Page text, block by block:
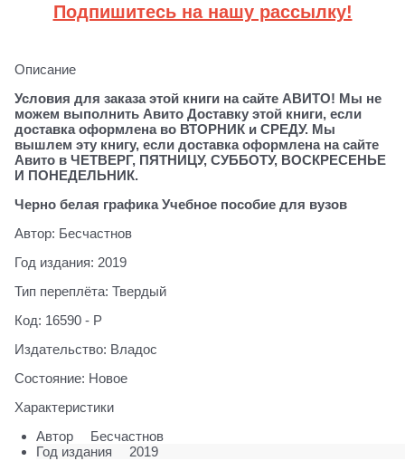
Подпишитесь на нашу рассылку!
Описание
Условия для заказа этой книги на сайте АВИТО! Мы не
можем выполнить Авито Доставку этой книги, если
доставка оформлена во ВТОРНИК и СРЕДУ. Мы
вышлем эту книгу, если доставка оформлена на сайте
Авито в ЧЕТВЕРГ, ПЯТНИЦУ, СУББОТУ, ВОСКРЕСЕНЬЕ
И ПОНЕДЕЛЬНИК.
Черно белая графика Учебное пособие для вузов
Автор: Бесчастнов
Год издания: 2019
Тип переплёта: Твердый
Код: 16590 - Р
Издательство: Владос
Состояние: Новое
Характеристики
Автор
Бесчастнов
Год издания
2019